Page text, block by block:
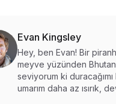
Evan Kingsley
Hey, ben Evan! Bir
meyve yüzünden
seviyorum ki
umarım daha az ısırık,